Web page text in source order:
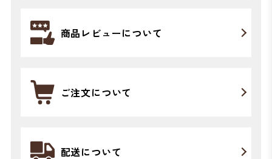
商品レビューについて
ご注文について
配送について